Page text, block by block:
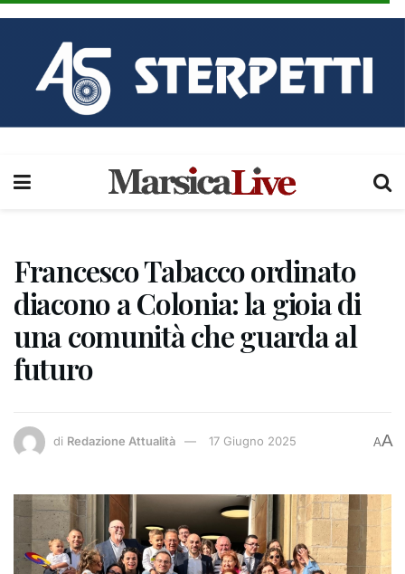
Francesco Tabacco ordinato
diacono a Colonia: la gioia di
una comunità che guarda al
futuro
di Redazione Attualità 17 Giugno 2025 AA